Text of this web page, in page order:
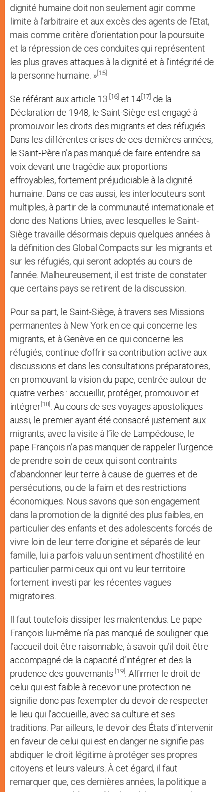
dignité humaine doit non seulement agir comme
limite à l’arbitraire et aux excès des agents de l’Etat,
mais comme critère d’orientation pour la poursuite
et la répression de ces conduites qui représentent
les plus graves attaques à la dignité et à l’intégrité de
la personne humaine. »[15]
Se référant aux article 13 [16] et 14[17] de la
Déclaration de 1948, le Saint-Siège est engagé à
promouvoir les droits des migrants et des réfugiés.
Dans les différentes crises de ces dernières années,
le Saint-Père n’a pas manqué de faire entendre sa
voix devant une tragédie aux proportions
effroyables, fortement préjudiciable à la dignité
humaine. Dans ce cas aussi, les interlocuteurs sont
multiples, à partir de la communauté internationale et
donc des Nations Unies, avec lesquelles le Saint-
Siège travaille désormais depuis quelques années à
la définition des Global Compacts sur les migrants et
sur les réfugiés, qui seront adoptés au cours de
l’année. Malheureusement, il est triste de constater
que certains pays se retirent de la discussion.
Pour sa part, le Saint-Siège, à travers ses Missions
permanentes à New York en ce qui concerne les
migrants, et à Genève en ce qui concerne les
réfugiés, continue d’offrir sa contribution active aux
discussions et dans les consultations préparatoires,
en promouvant la vision du pape, centrée autour de
quatre verbes : accueillir, protéger, promouvoir et
intégrer[18] . Au cours de ses voyages apostoliques
aussi, le premier ayant été consacré justement aux
migrants, avec la visite à l’île de Lampédouse, le
pape François n’a pas manquer de rappeler l’urgence
de prendre soin de ceux qui sont contraints
d’abandonner leur terre à cause de guerres et de
persécutions, ou de la faim et des restrictions
économiques. Nous savons que son engagement
dans la promotion de la dignité des plus faibles, en
particulier des enfants et des adolescents forcés de
vivre loin de leur terre d’origine et séparés de leur
famille, lui a parfois valu un sentiment d’hostilité en
particulier parmi ceux qui ont vu leur territoire
fortement investi par les récentes vagues
migratoires.
Il faut toutefois dissiper les malentendus. Le pape
François lui-même n’a pas manqué de souligner que
l’accueil doit être raisonnable, à savoir qu’il doit être
accompagné de la capacité d’intégrer et des la
prudence des gouvernants [19] . Affirmer le droit de
celui qui est faible à recevoir une protection ne
signifie donc pas l’exempter du devoir de respecter
le lieu qui l’accueille, avec sa culture et ses
traditions. Par ailleurs, le devoir des États d’intervenir
en faveur de celui qui est en danger ne signifie pas
abdiquer le droit légitime à protéger ses propres
citoyens et leurs valeurs. À cet égard, il faut
remarquer que, ces dernières années, la politique a